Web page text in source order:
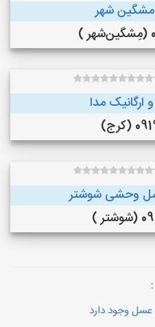
شهر
مدا
وحشی شوشتر
)
وجود دارد